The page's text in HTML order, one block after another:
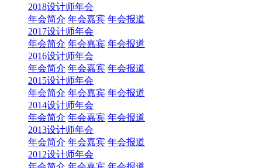
2018设计师年会
年会简介 年会嘉宾 年会报道
2017设计师年会
年会简介 年会嘉宾 年会报道
2016设计师年会
年会简介 年会嘉宾 年会报道
2015设计师年会
年会简介 年会嘉宾 年会报道
2014设计师年会
年会简介 年会嘉宾 年会报道
2013设计师年会
年会简介 年会嘉宾 年会报道
2012设计师年会